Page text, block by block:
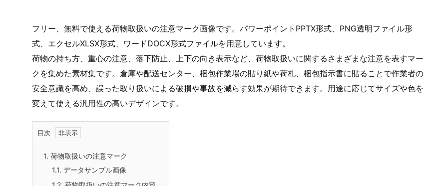
フリー、無料で使える荷物取扱いの注意マーク画像です。パワーポイントPPTX形式、PNG透明ファイル形
式、エクセルXLSX形式、ワードDOCX形式ファイルを用意しています。
荷物の持ち方、重心の注意、落下防止、上下の向き表示など、荷物取扱いに関するさまざまな注意を表すマー
クを集めた素材集です。倉庫や配送センター、梱包作業場の貼り紙や荷札、梱包指示書に貼ることで作業者の
安全意識を高め、誤った取り扱いによる破損や事故を減らす効果が期待できます。用途に応じてサイズや色を
変えて使える汎用性の高いデザインです。
目次
1. 荷物取扱いの注意マーク
1.1. データサンプル画像